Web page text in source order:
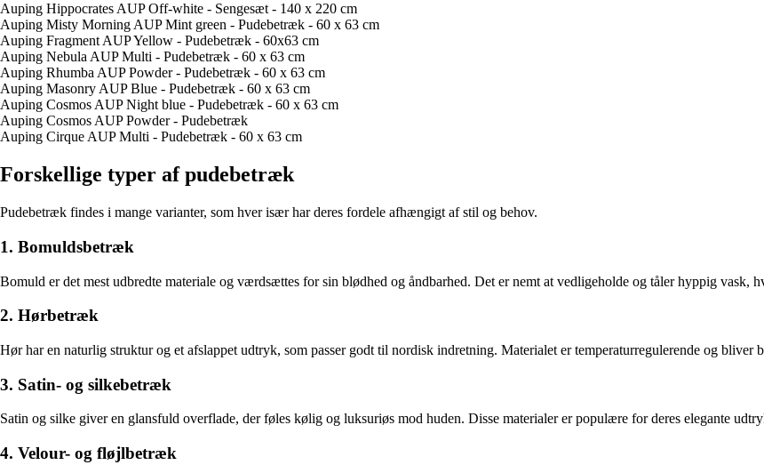
Auping Hippocrates AUP Off-white - Sengesæt - 140 x 220 cm
Auping Misty Morning AUP Mint green - Pudebetræk - 60 x 63 cm
Auping Fragment AUP Yellow - Pudebetræk - 60x63 cm
Auping Nebula AUP Multi - Pudebetræk - 60 x 63 cm
Auping Rhumba AUP Powder - Pudebetræk - 60 x 63 cm
Auping Masonry AUP Blue - Pudebetræk - 60 x 63 cm
Auping Cosmos AUP Night blue - Pudebetræk - 60 x 63 cm
Auping Cosmos AUP Powder - Pudebetræk
Auping Cirque AUP Multi - Pudebetræk - 60 x 63 cm
Forskellige typer af pudebetræk
Pudebetræk findes i mange varianter, som hver især har deres fordele afhængigt af stil og behov.
1. Bomuldsbetræk
Bomuld er det mest udbredte materiale og værdsættes for sin blødhed og åndbarhed. Det er nemt at vedligeholde og tåler hyppig vask,
2. Hørbetræk
Hør har en naturlig struktur og et afslappet udtryk, som passer godt til nordisk indretning. Materialet er temperaturregulerende og
3. Satin- og silke­betræk
Satin og silke giver en glansfuld overflade, der føles kølig og luksuriøs mod huden. Disse materialer er populære for deres elegante
4. Velour- og fløjl­betræk